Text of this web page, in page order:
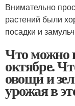
Внимательно
растений были
посадки и
Что можно
октябре.
овощи и
урожая в